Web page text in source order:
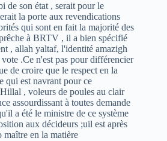
de son état , serait pour le
la porte aux revendications
qui sont en fait la majorité des
à BRTV , il a bien spécifié
, allah yaltaf, l'identité amazigh
.Ce n'est pas pour différencier
de croire que le respect en la
qui est navrant pour ce
, voleurs de poules au clair
assourdissant à toutes demande
a été le ministre de ce système
aux décideurs ;uil est après
maître en la matière